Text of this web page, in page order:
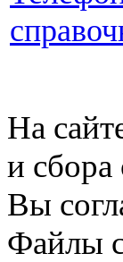
На
и сбора
Вы
Файлы